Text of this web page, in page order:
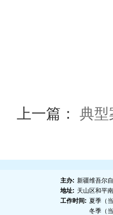
上一篇： 典型
主办: 新疆维吾尔
地址: 天山区和平
工作时间: 夏季（
冬季（